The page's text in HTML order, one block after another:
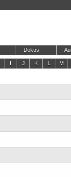
Dokus
I J K L M